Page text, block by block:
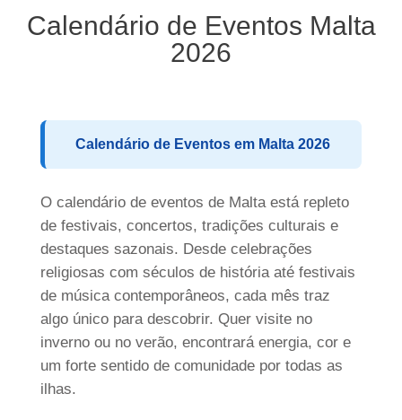
Escola de inglês
Mistura de nacionalidades
Atividades
Ensinar inglês
Equipe
Prêmios
ST Star Awards
Filiação e Certificações
Breadcrumb
Calendário de Eventos Malta
2026
Calendário de Eventos em Malta 2026
O calendário de eventos de Malta está repleto
de festivais, concertos, tradições culturais e
destaques sazonais. Desde celebrações
religiosas com séculos de história até festivais
de música contemporâneos, cada mês traz
algo único para descobrir. Quer visite no
inverno ou no verão, encontrará energia, cor e
um forte sentido de comunidade por todas as
ilhas.